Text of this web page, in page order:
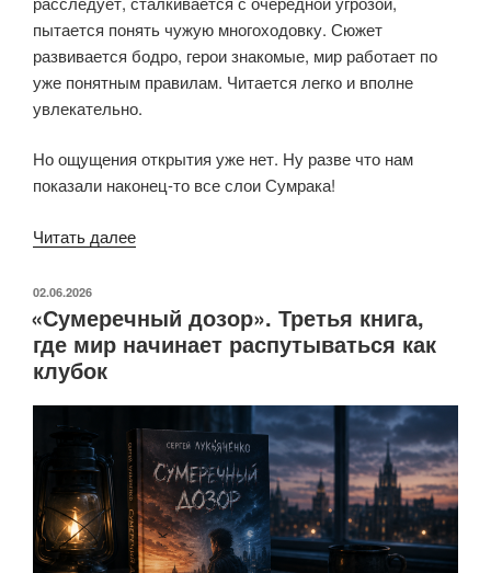
пытается понять чужую многоходовку. Сюжет
развивается бодро, герои знакомые, мир работает по
уже понятным правилам. Читается легко и вполне
увлекательно.
Но ощущения открытия уже нет. Ну разве что нам
показали наконец-то все слои Сумрака!
Читать далее««Последний
которое
читается
не
удивляет»
ОПУБЛИКОВАНО
02.06.2026
«Сумеречный дозор». Третья книга,
где мир начинает распутываться как
клубок